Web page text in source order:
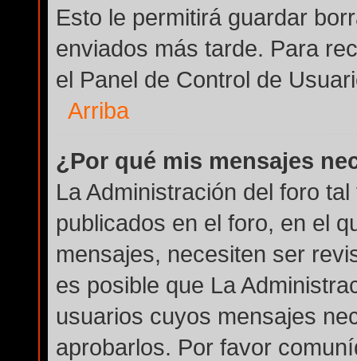
Esto le permitirá guardar
enviados más tarde. Para
el Panel de Control de
Arriba
¿Por qué mis mensajes
La Administración del foro
publicados en el foro, en el
mensajes, necesiten ser
es posible que La
usuarios cuyos mensajes
aprobarlos. Por favor